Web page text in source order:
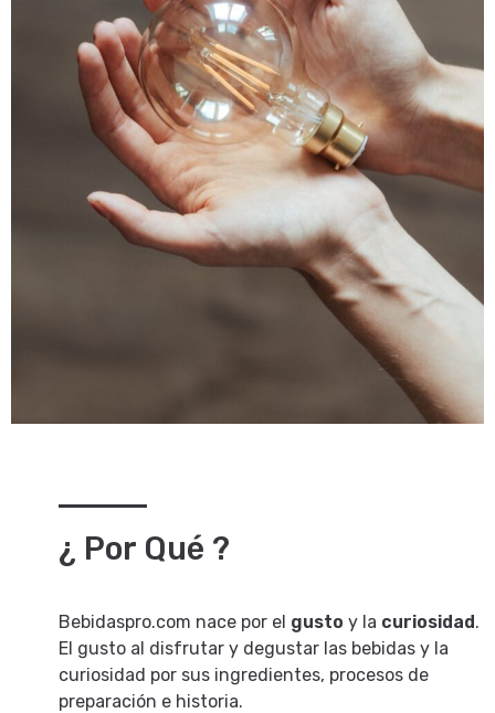
¿ Por Qué ?
Bebidaspro.com nace por el gusto y la curiosidad.
El gusto al disfrutar y degustar las bebidas y la
curiosidad por sus ingredientes, procesos de
preparación e historia.